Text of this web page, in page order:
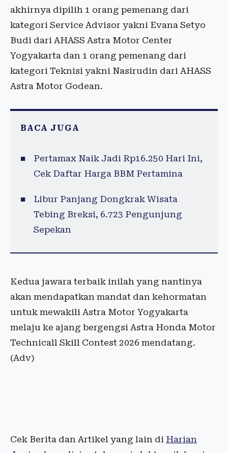
akhirnya dipilih 1 orang pemenang dari
kategori Service Advisor yakni Evana Setyo
Budi dari AHASS Astra Motor Center
Yogyakarta dan 1 orang pemenang dari
kategori Teknisi yakni Nasirudin dari AHASS
Astra Motor Godean.
BACA JUGA
Pertamax Naik Jadi Rp16.250 Hari Ini,
Cek Daftar Harga BBM Pertamina
Libur Panjang Dongkrak Wisata
Tebing Breksi, 6.723 Pengunjung
Sepekan
Kedua jawara terbaik inilah yang nantinya
akan mendapatkan mandat dan kehormatan
untuk mewakili Astra Motor Yogyakarta
melaju ke ajang bergengsi Astra Honda Motor
Technicall Skill Contest 2026 mendatang.
(Adv)
Cek Berita dan Artikel yang lain di Harian